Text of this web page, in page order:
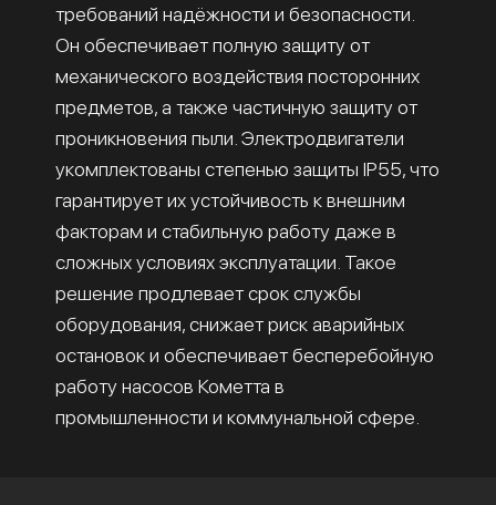
требований надёжности и безопасности.
Он обеспечивает полную защиту от
механического воздействия посторонних
предметов, а также частичную защиту от
проникновения пыли. Электродвигатели
укомплектованы степенью защиты IP55, что
гарантирует их устойчивость к внешним
факторам и стабильную работу даже в
сложных условиях эксплуатации. Такое
решение продлевает срок службы
оборудования, снижает риск аварийных
остановок и обеспечивает бесперебойную
работу насосов Кометта в
промышленности и коммунальной сфере.